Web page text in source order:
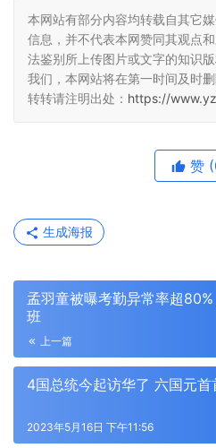
本网站有部分内容均转载自其它
信息，并不代表本网赞同其观点
法鉴别所上传图片或文字的知识
我们，本网站将在第一时间及时
转转请注明出处： https://
赞
生成海报
孟羽童被曝考勤异常率超
班
上一篇
4国总统今起访华了 六国元
2023年5月16日 下午11:56